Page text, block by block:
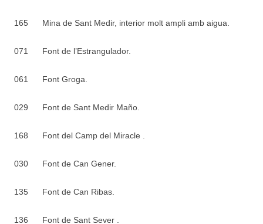
165 Mina de Sant Medir, interior molt ampli amb aigua.
071 Font de l’Estrangulador.
061 Font Groga.
029 Font de Sant Medir Maño.
168 Font del Camp del Miracle .
030 Font de Can Gener.
135 Font de Can Ribas.
136 Font de Sant Sever .